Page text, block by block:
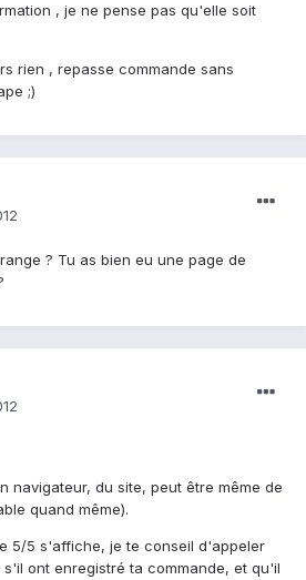
, je ne pense pas qu'elle soit
rien , repasse commande sans
;)
? Tu as bien eu une page de
navigateur, du site, peut être même de
quand même).
5/5 s'affiche, je te conseil d'appeler
ont enregistré ta commande, et qu'il